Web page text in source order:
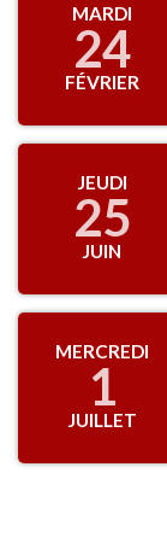
MARDI
24
FÉVRIER
JEUDI
25
JUIN
MERCREDI
1
JUILLET